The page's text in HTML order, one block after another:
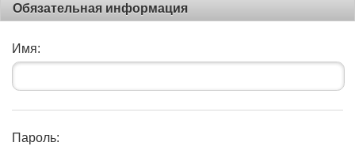
Обязательная информация
Имя:
Пароль: